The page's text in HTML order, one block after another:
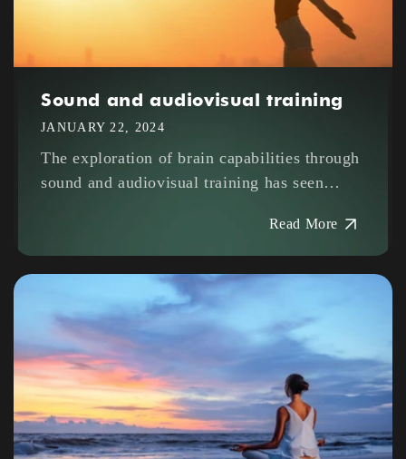
Sound and audiovisual training
JANUARY 22, 2024
The exploration of brain capabilities through
sound and audiovisual training has seen
Read More